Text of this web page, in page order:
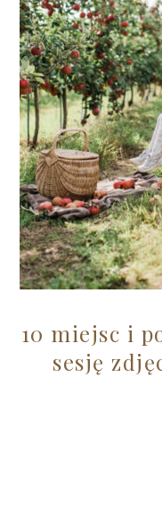
10 miejsc i
sesję